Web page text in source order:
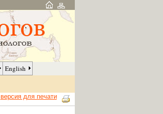
English
версия для печати